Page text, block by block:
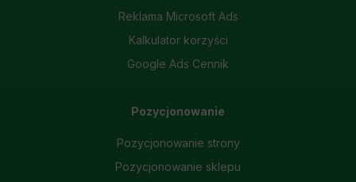
Reklama Microsoft Ads
Kalkulator korzyści
Google Ads Cennik
Pozycjonowanie
Pozycjonowanie strony
Pozycjonowanie sklepu